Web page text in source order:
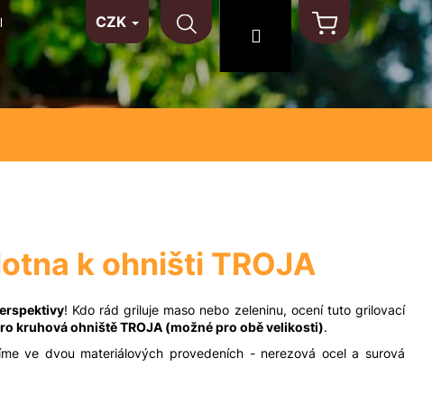
KONTAKT NA MÍRU MATERIÁLY
CZK
Hledat PřihlášeníNákupní
košík
k ohništi TROJA
! Kdo rád griluje maso nebo zeleninu, ocení tuto grilovací
kruhová ohniště TROJA (možné pro obě velikosti).
ve dvou materiálových provedeních - nerezová ocel a surová